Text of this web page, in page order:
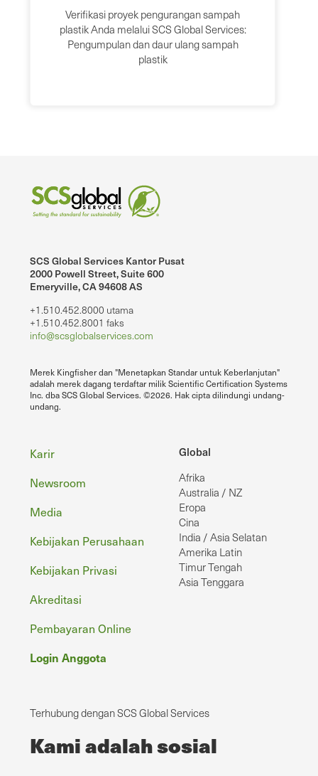
Verifikasi proyek pengurangan sampah
plastik Anda melalui SCS Global Services:
Pengumpulan dan daur ulang sampah
plastik
SCS Global Services Kantor Pusat
2000 Powell Street, Suite 600
Emeryville, CA 94608 AS
+1.510.452.8000 utama
+1.510.452.8001 faks
info@scsglobalservices.com
Merek Kingfisher dan "Menetapkan Standar untuk Keberlanjutan"
adalah merek dagang terdaftar milik Scientific Certification Systems
Inc. dba SCS Global Services. ©2026. Hak cipta dilindungi undang-
undang.
Global
Afrika
Australia / NZ
Eropa
Cina
India / Asia Selatan
Amerika Latin
Timur Tengah
Asia Tenggara
Footer
Karir
Newsroom
Media
Kebijakan Perusahaan
Kebijakan Privasi
Akreditasi
Pembayaran Online
Login Anggota
Terhubung dengan SCS Global Services
Kami adalah sosial